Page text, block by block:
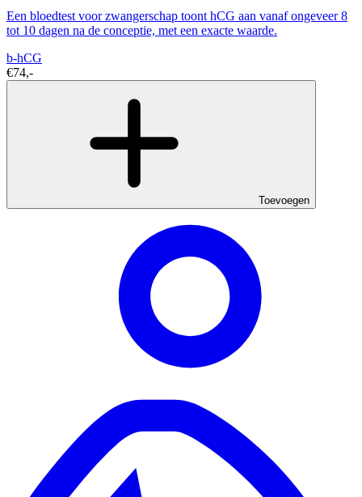
Een bloedtest voor zwangerschap toont hCG aan vanaf ongeveer 8
tot 10 dagen na de conceptie, met een exacte waarde.
b-hCG
€74,-
Toevoegen